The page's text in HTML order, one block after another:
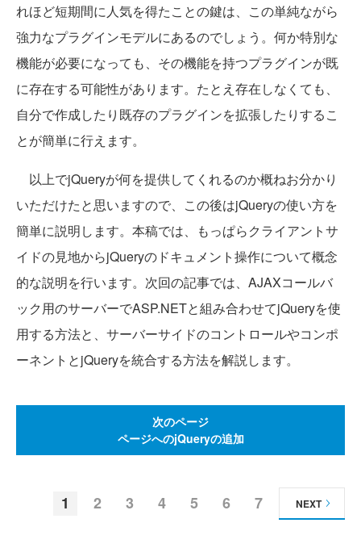
れほど短期間に人気を得たことの鍵は、この単純ながら
強力なプラグインモデルにあるのでしょう。何か特別な
機能が必要になっても、その機能を持つプラグインが既
に存在する可能性があります。たとえ存在しなくても、
自分で作成したり既存のプラグインを拡張したりするこ
とが簡単に行えます。
以上でjQueryが何を提供してくれるのか概ねお分かり
いただけたと思いますので、この後はjQueryの使い方を
簡単に説明します。本稿では、もっぱらクライアントサ
イドの見地からjQueryのドキュメント操作について概念
的な説明を行います。次回の記事では、AJAXコールバ
ック用のサーバーでASP.NETと組み合わせてjQueryを使
用する方法と、サーバーサイドのコントロールやコンポ
ーネントとjQueryを統合する方法を解説します。
次のページ
ページへのjQueryの追加
1 2 3 4 5 6 7 NEXT